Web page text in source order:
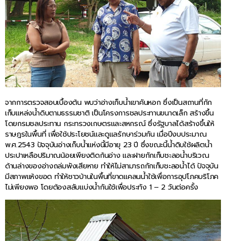
จากการตรวจสอบเบื้องต้น พบว่าอ่างเก็บน้ำเขาคันหอก ซึ่งเป็นสถานที่กัก
เก็บแหล่งน้ำดิบตามธรรมชาติ เป็นโครงการชลประทานขนาดเล็ก สร้างขึ้น
โดยกรมชลประทาน กระทรวงเกษตรและสหกรณ์ ซึ่งรัฐบาลได้สร้างขึ้นให้
ราษฎรในพื้นที่ เพื่อใช้ประโยชน์และดูแลรักษาร่วมกัน เมื่อปีงบประมาณ
พ.ศ.2543 ปัจจุบันอ่างเก็บน้ำแห่งนี้มีอายุ 23 ปี ซึ่งขณะนี้น้ำดิบใช้ผลิตน้ำ
ประปาเหลือปริมาณน้อยเพียงติดก้นอ่าง และฝายกักเก็บชะลอน้ำบริเวณ
ด้านล่างของอ่างถล่มพังเสียหาย ทำให้ไม่สามารถกักเก็บชะลอน้ำได้ ปัจจุบัน
มีสภาพแห้งขอด ทำให้ชาวบ้านในพื้นที่ขาดแคลนน้ำใช้เพื่อการอุปโภคบริโภค
ไม่เพียงพอ โดยต้องสลับแบ่งน้ำกันใช้เพื่อประทัง 1 – 2 วันต่อครั้ง